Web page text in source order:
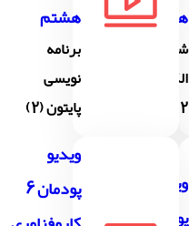
هشتم
شهروند
الکترونیکی
2
هشتم
برنامه
نویسی
پایتون (2)
ویدیو
پودمان 5
ویدیو
پودمان 6